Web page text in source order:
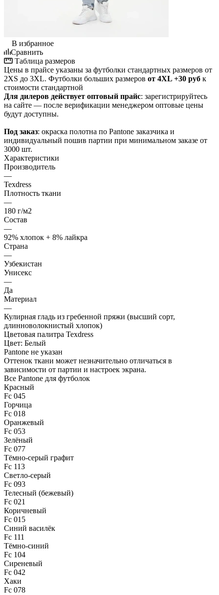
В избранное
Сравнить
Таблица размеров
Цены в прайсе указаны за футболки стандартных размеров от
2XS до 3XL. Футболки больших размеров от 4XL +30 руб к
стоимости стандартной
Для дилеров действует оптовый прайс: зарегистрируйтесь
на сайте — после верификации менеджером оптовые цены
будут доступны.
Под заказ: окраска полотна по Pantone заказчика и
индивидуальный пошив партии при минимальном заказе от
3000 шт.
Характеристики
Производитель
—
Texdress
Плотность ткани
—
180 г/м2
Состав
—
92% хлопок + 8% лайкра
Страна
—
Узбекистан
Унисекс
—
Да
Материал
—
Кулирная гладь из гребенной пряжи (высший сорт,
длинноволокнистый хлопок)
Цветовая палитра Texdress
Цвет: Белый
Pantone не указан
Оттенок ткани может незначительно отличаться в
зависимости от партии и настроек экрана.
Все Pantone для футболок
Красный
Fc 045
Горчица
Fc 018
Оранжевый
Fc 053
Зелёный
Fc 077
Тёмно-серый графит
Fc 113
Светло-серый
Fc 093
Телесный (бежевый)
Fc 021
Коричневый
Fc 015
Синий василёк
Fc 111
Тёмно-синий
Fc 104
Сиреневый
Fc 042
Хаки
Fc 078